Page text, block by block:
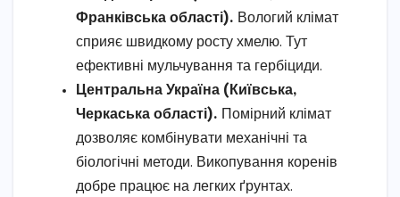
Франківська області). Вологий клімат
сприяє швидкому росту хмелю. Тут
ефективні мульчування та гербіциди.
Центральна Україна (Київська,
Черкаська області). Помірний клімат
дозволяє комбінувати механічні та
біологічні методи. Викопування коренів
добре працює на легких ґрунтах.